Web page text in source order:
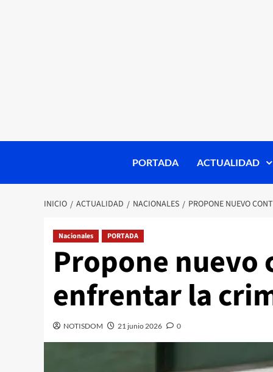
PORTADA ACTUALIDAD
INICIO ACTUALIDAD NACIONALES PROPONE NUEVO
Nacionales PORTADA
Propone nuevo
enfrentar la
NOTISDOM 21 junio 2026 0